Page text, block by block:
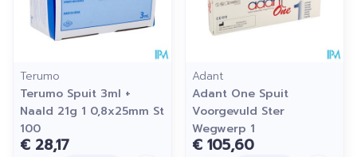
Terumo
Terumo Spuit 3ml +
Naald 21g 1 0,8x25mm St
100
€ 28,17
Adant
Adant One Spuit
Voorgevuld Ster
Wegwerp 1
€ 105,60